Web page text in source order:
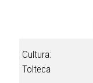
Cultura:
Tolteca